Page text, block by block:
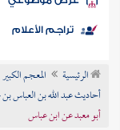
الكتب
موضوعي
تراجم الأعلام
الرئيسية المعجم الكبير
أحاديث عبد الله بن العباس
أبو معبد عن ابن عباس